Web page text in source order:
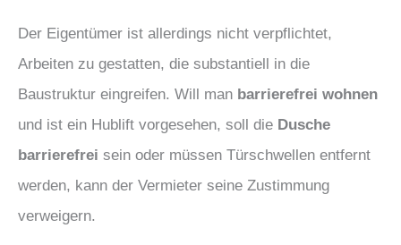
Der Eigentümer ist allerdings nicht verpflichtet,
Arbeiten zu gestatten, die substantiell in die
Baustruktur eingreifen. Will man barrierefrei wohnen
und ist ein Hublift vorgesehen, soll die Dusche
barrierefrei sein oder müssen Türschwellen entfernt
werden, kann der Vermieter seine Zustimmung
verweigern.